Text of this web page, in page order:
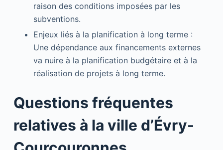
raison des conditions imposées par les
subventions.
Enjeux liés à la planification à long terme :
Une dépendance aux financements externes
va nuire à la planification budgétaire et à la
réalisation de projets à long terme.
Questions fréquentes
relatives à la ville d’Évry-